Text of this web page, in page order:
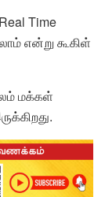
Time
என்று கூகிள்
மக்கள்